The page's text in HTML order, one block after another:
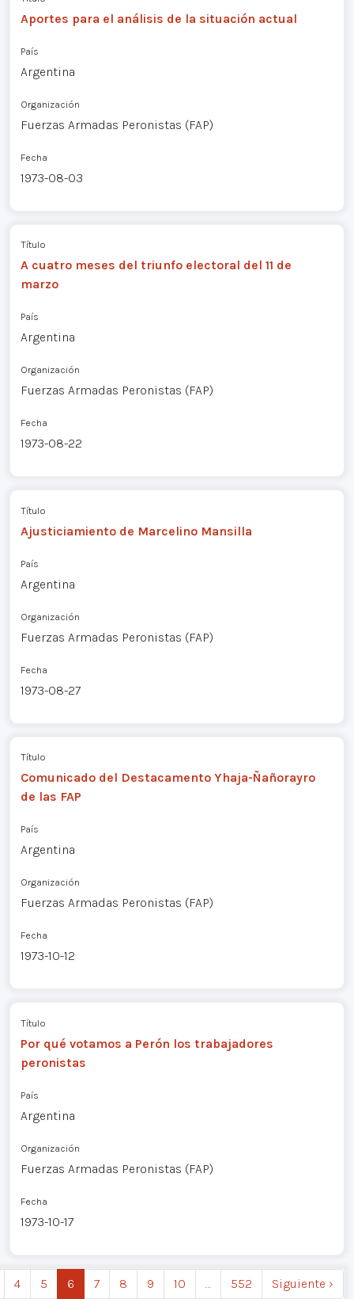
Aportes para el análisis de la situación actual
País
Argentina
Organización
Fuerzas Armadas Peronistas (FAP)
Fecha
1973-08-03
Título
A cuatro meses del triunfo electoral del 11 de
marzo
País
Argentina
Organización
Fuerzas Armadas Peronistas (FAP)
Fecha
1973-08-22
Título
Ajusticiamiento de Marcelino Mansilla
País
Argentina
Organización
Fuerzas Armadas Peronistas (FAP)
Fecha
1973-08-27
Título
Comunicado del Destacamento Yhaja-Ñañorayro
de las FAP
País
Argentina
Organización
Fuerzas Armadas Peronistas (FAP)
Fecha
1973-10-12
Título
Por qué votamos a Perón los trabajadores
peronistas
País
Argentina
Organización
Fuerzas Armadas Peronistas (FAP)
Fecha
1973-10-17
4 5 6 7 8 9 10 … 552 Siguiente ›